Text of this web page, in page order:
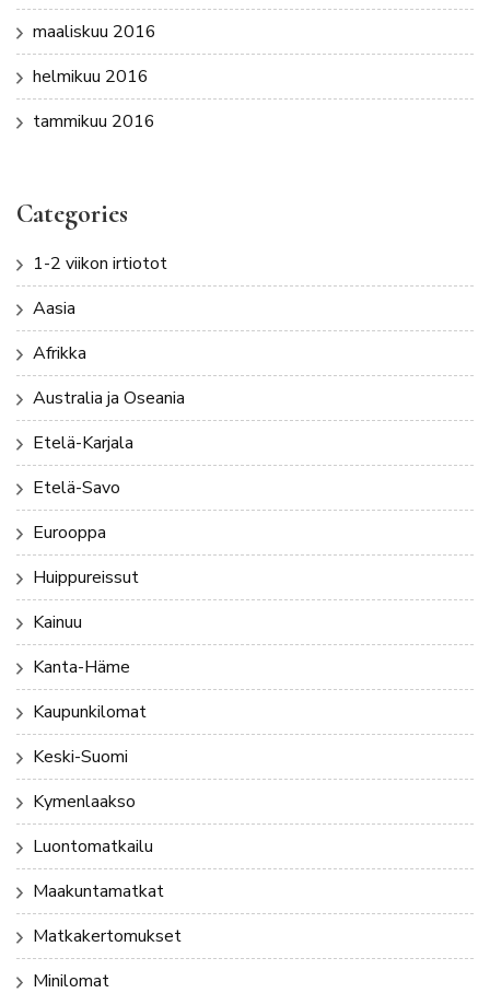
maaliskuu 2016
helmikuu 2016
tammikuu 2016
Categories
1-2 viikon irtiotot
Aasia
Afrikka
Australia ja Oseania
Etelä-Karjala
Etelä-Savo
Eurooppa
Huippureissut
Kainuu
Kanta-Häme
Kaupunkilomat
Keski-Suomi
Kymenlaakso
Luontomatkailu
Maakuntamatkat
Matkakertomukset
Minilomat